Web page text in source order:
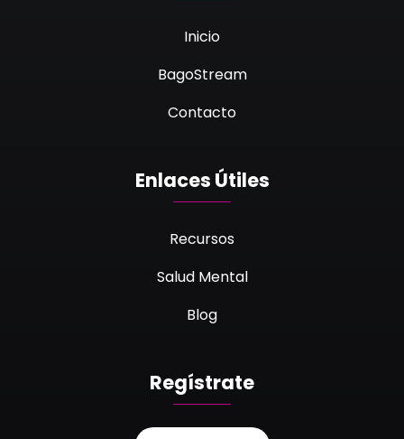
Inicio
BagoStream
Contacto
Enlaces Útiles
Recursos
Salud Mental
Blog
Regístrate